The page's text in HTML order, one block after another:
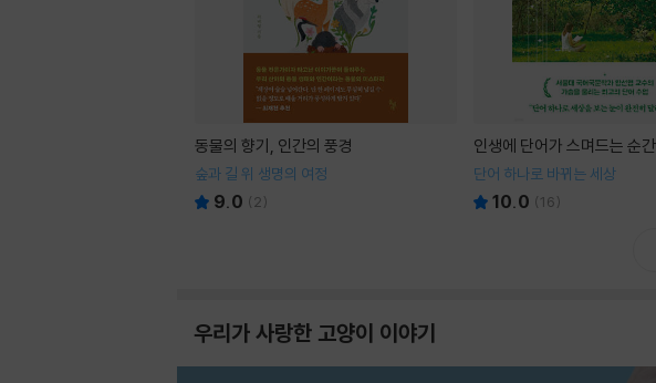
동물의 향기, 인간의 풍경
숲과 길 위 생명의 여정
9.0 ( 2)
인생에 단어가 스며드는 순간
단어 하나로 바뀌는 세상
10.0 (16)
우리가 사랑한 고양이 이야기